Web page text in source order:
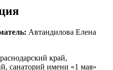
Автандилова Елена
край,
санаторий имени «1 мая»